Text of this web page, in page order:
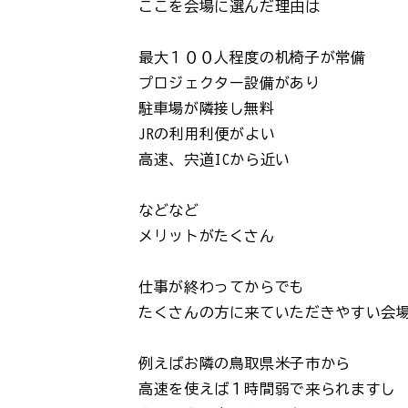
ここを会場に選んだ理由は
最大１００人程度の机椅子が常備
プロジェクター設備があり
駐車場が隣接し無料
JRの利用利便がよい
高速、宍道ICから近い
などなど
メリットがたくさん
仕事が終わってからでも
たくさんの方に来ていただきやすい会
例えばお隣の鳥取県米子市から
高速を使えば１時間弱で来られますし